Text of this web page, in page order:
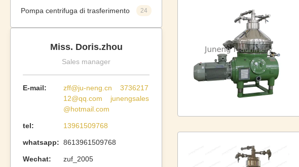
Pompa centrifuga di trasferimento 24
Miss. Doris.zhou
Sales manager
E-mail:
zff@ju-neng.cn 3736217
12@qq.com junengsales
@hotmail.com
tel: 13961509768
whatsapp: 8613961509768
Wechat: zuf_2005